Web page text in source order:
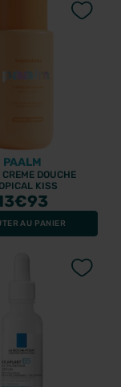
PAALM
DOUCHE
KISS
€93
AU PANIER